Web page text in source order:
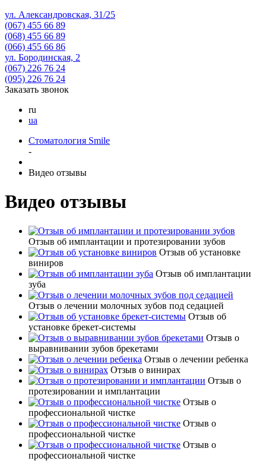
ул. Александровская, 31/25
(067) 455 66 89
(068) 455 66 89
(066) 455 66 86
ул. Бородинская, 2
(067) 226 76 24
(095) 226 76 24
Заказать звонок
ru
ua
Стоматология Smile
-
Видео отзывы
Видео отзывы
Отзыв об имплантации и протезировании зубов
Отзыв об установке
виниров
Отзыв об имплантации
зуба
Отзыв о лечении молочных зубов под седацией
Отзыв об
установке брекет-системы
Отзыв о
выравнивании зубов брекетами
Отзыв о лечении ребенка
Отзыв о винирах
Отзыв о
протезировании и имплантации
Отзыв о
профессиональной чистке
Отзыв о
профессиональной чистке
Отзыв о
профессиональной чистке